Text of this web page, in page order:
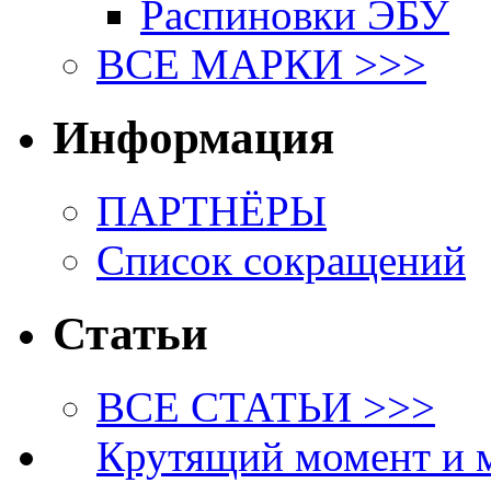
Распиновки ЭБУ
ВСЕ МАРКИ >>>
Информация
ПАРТНЁРЫ
Список сокращений
Статьи
ВСЕ СТАТЬИ >>>
Крутящий момент и